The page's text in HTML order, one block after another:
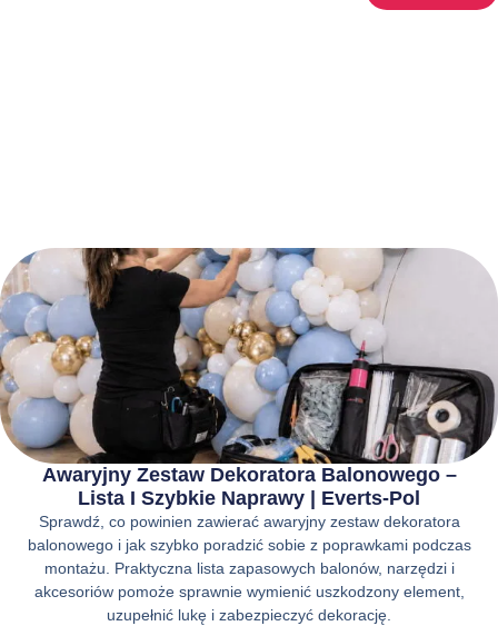
Awaryjny Zestaw Dekoratora Balonowego –
Lista I Szybkie Naprawy | Everts-Pol
Sprawdź, co powinien zawierać awaryjny zestaw dekoratora
balonowego i jak szybko poradzić sobie z poprawkami podczas
montażu. Praktyczna lista zapasowych balonów, narzędzi i
akcesoriów pomoże sprawnie wymienić uszkodzony element,
uzupełnić lukę i zabezpieczyć dekorację.